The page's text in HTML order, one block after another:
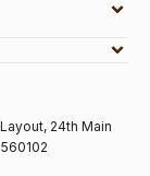
24th Main